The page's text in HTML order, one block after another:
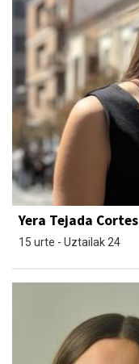
Yera Tejada Cortes
15 urte - Uztailak 24